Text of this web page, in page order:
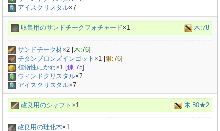
アイスクリスタル×7
収集用のサンドチークフォチャード×1 木:78
サンドチーク材×2 [木:76]
チタンブロンズインゴット ×1 [鍛:76]
植物性にかわ×1 [錬:75]
ウィンドクリスタル×7
アイスクリスタル×7
改良用のシャフト ×1 木:80★2
改良用の珪化木×1